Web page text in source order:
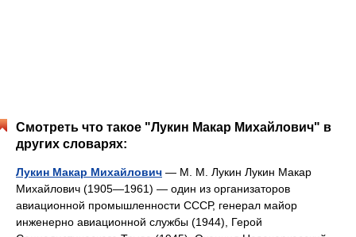
Смотреть что такое "Лукин Макар Михайлович" в
других словарях:
Лукин Макар Михайлович — М. М. Лукин Лукин Макар
Михайлович (1905—1961) — один из организаторов
авиационной промышленности СССР, генерал майор
инженерно авиационной службы (1944), Герой